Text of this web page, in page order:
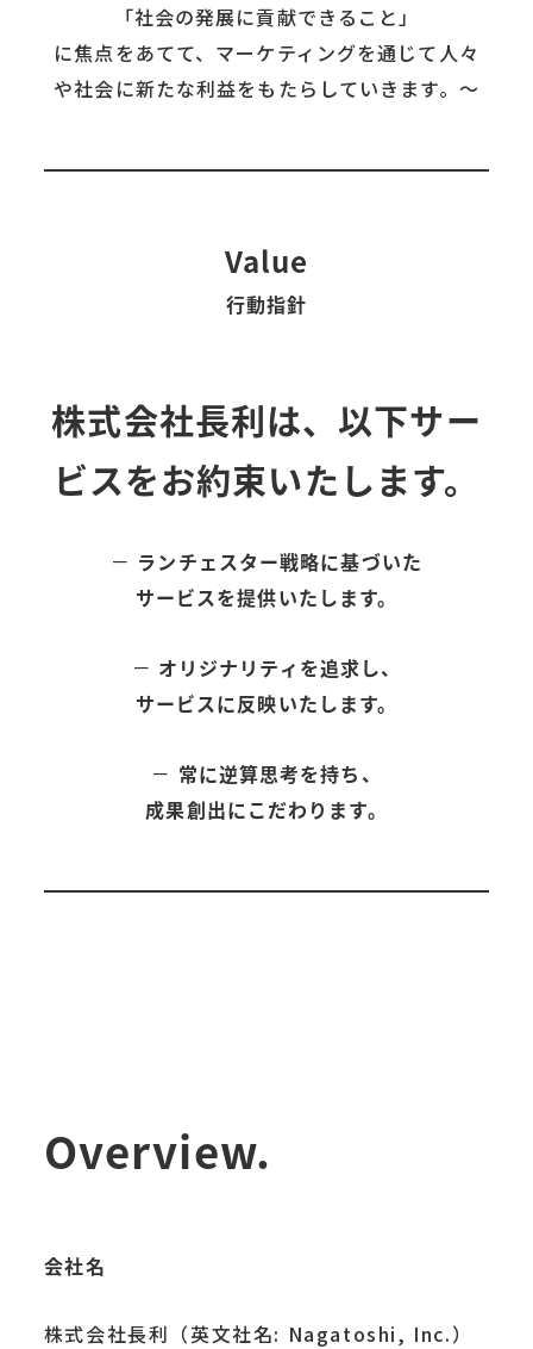
「社会の発展に貢献できること」
に焦点をあてて、マーケティングを通じて人々
や社会に新たな利益をもたらしていきます。〜
Value
行動指針
株式会社長利は、以下サー
ビスをお約束いたします。
－ ランチェスター戦略に基づいた
サービスを提供いたします。
－ オリジナリティを追求し、
サービスに反映いたします。
－ 常に逆算思考を持ち、
成果創出にこだわります。
Overview.
会社名
株式会社長利（英文社名: Nagatoshi, Inc.）